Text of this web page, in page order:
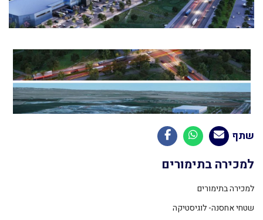
למכירה בתימורים
למכירה בתימורים
שטחי אחסנה- לוגיסטיקה
שתף